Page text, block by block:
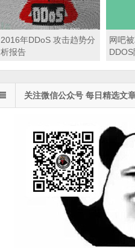
2016年DDoS 攻击趋势分
析报告
网吧
关注微信公众号 每日精选文